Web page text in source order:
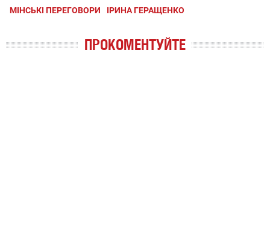
МІНСЬКІ ПЕРЕГОВОРИ ІРИНА ГЕРАЩЕНКО
ПРОКОМЕНТУЙТЕ